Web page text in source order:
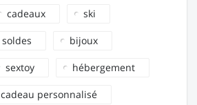
cadeaux ski
soldes bijoux
sextoy hébergement
cadeau personnalisé